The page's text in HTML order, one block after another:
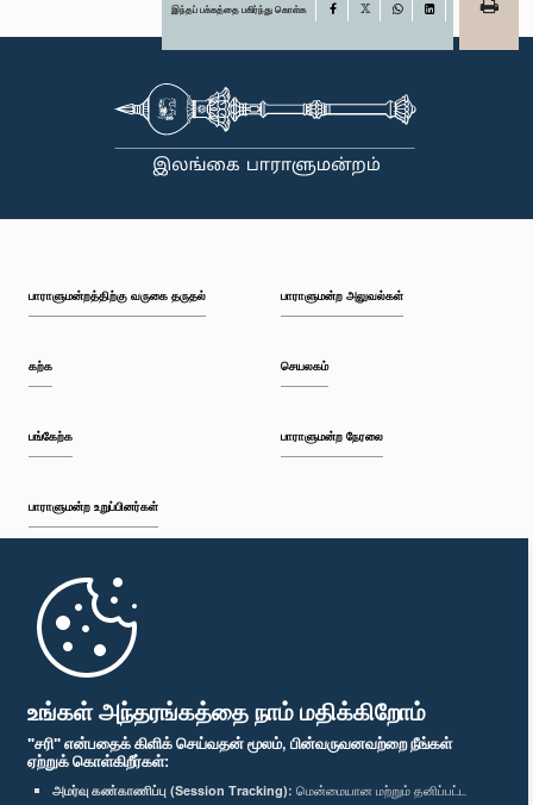
உங்கள் அந்தரங்கத்தை நாம் மதிக்கிறோம்
"சரி" என்பதைக் கிளிக் செய்வதன் மூலம், பின்வருவனவற்றை நீங்கள்
ஏற்றுக் கொள்கிறீர்கள்:
அமர்வு கண்காணிப்பு (Session Tracking): மென்மையான மற்றும் தனிப்பட்ட
இந்தப் பக்கத்தை பகிர்ந்து கொள்க Facebook
பாராளுமன்றத்திற்கு வருகை தருதல்
கற்க
பங்கேற்க
பாராளுமன்ற உறுப்பினர்கள்
முதற்பக்கம்
பாராளுமன்ற அலுவல்கள்
செயலகம்
பாராளுமன்ற நேரலை
பாராளுமன்ற கையடக்க செயலி